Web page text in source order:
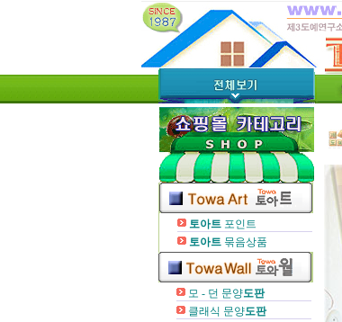
토아트포인트
토아트묶음상품
모 - 던 문양도판
클래식 문양도판